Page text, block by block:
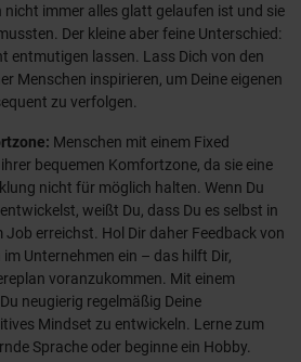
nicht immer alles glatt gelaufen ist und sie
Der kleine aber feine Unterschied:
entmutigen lassen. Lass Dich von den
Menschen inspirieren, um Deine eigenen
zu verfolgen.
Menschen mit einem Fixed
bequemen Komfortzone, da sie eine
nicht für möglich halten. Wenn Du
weißt Du, dass Du es selbst in
Job erreichst. Hol Dir daher Feedback von
Unternehmen ein – das hilft Dir,
voranzukommen. Mit einem
neugierig regelmäßig Deine
Mindset zu entwickeln. Lerne zum
Sprache oder beginne ein Hobby.